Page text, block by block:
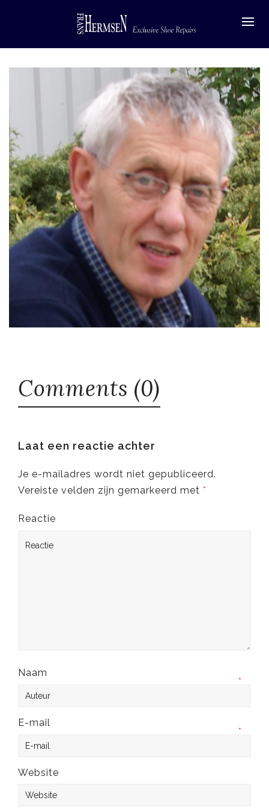
Comments (0)
Laat een reactie achter
Je e-mailadres wordt niet gepubliceerd.
Vereiste velden zijn gemarkeerd met *
Reactie
Naam
*
E-mail
*
Website